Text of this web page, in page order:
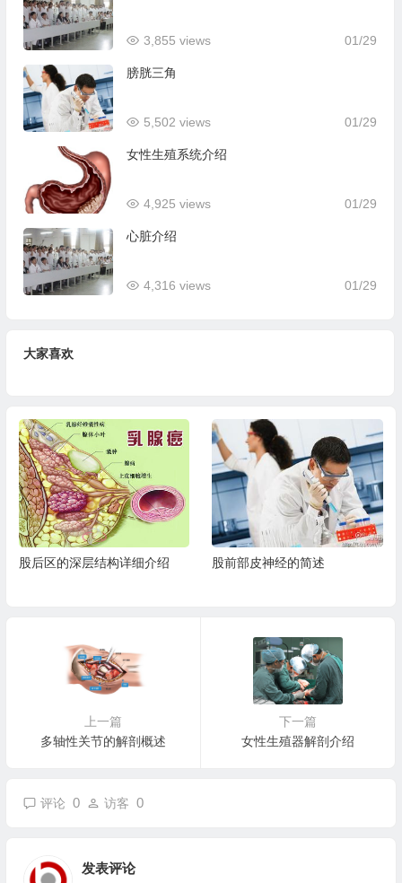
01/29
3,855 views
膀胱三角
01/29
5,502 views
女性生殖系统介绍
01/29
4,925 views
心脏介绍
01/29
4,316 views
大家喜欢
股后区的深层结构详细介绍 股前部皮神经的简述
上一篇
多轴性关节的解剖概述
下一篇
女性生殖器解剖介绍
评论 0 访客 0
发表评论